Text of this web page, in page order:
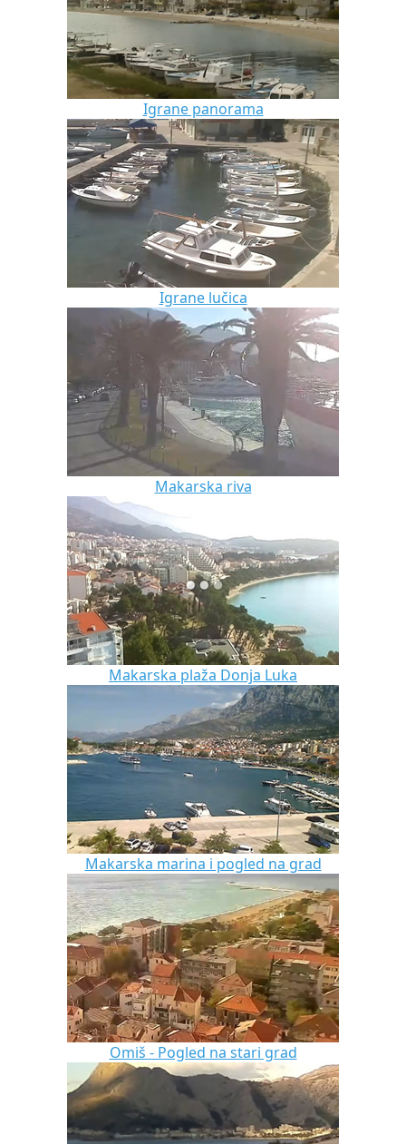
Igrane panorama
Igrane lučica
Makarska riva
Makarska plaža Donja Luka
Makarska marina i pogled na grad
Omiš - Pogled na stari grad